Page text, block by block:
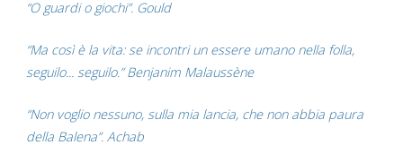
“O guardi o giochi”. Gould
“Ma così è la vita: se incontri un essere umano nella folla,
seguilo... seguilo.” Benjanim Malaussène
“Non voglio nessuno, sulla mia lancia, che non abbia paura
della Balena”. Achab